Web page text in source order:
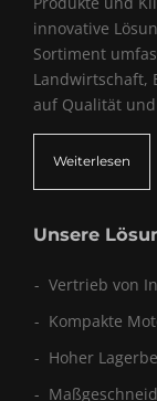
innovative
Sortiment
Landwirtschaft,
auf Qualität
Weiterlesen
Unsere
Vertrieb von
Kompakte
Hoher